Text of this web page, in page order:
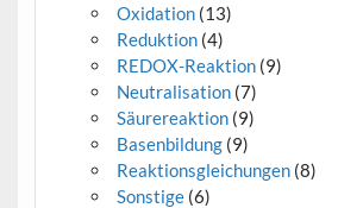
Oxidation (13)
Reduktion (4)
REDOX-Reaktion (9)
Neutralisation (7)
Säurereaktion (9)
Basenbildung (9)
Reaktionsgleichungen (8)
Sonstige (6)